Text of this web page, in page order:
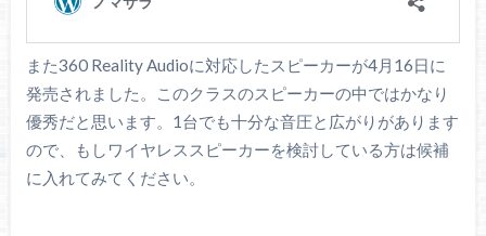
また360 Reality Audioに対応したスピーカーが4月16日に
発売されました。このクラスのスピーカーの中ではかなり
優秀だと思います。1台でも十分な音圧と広がりがあります
ので、もしワイヤレススピーカーを検討している方は候補
に入れてみてください。